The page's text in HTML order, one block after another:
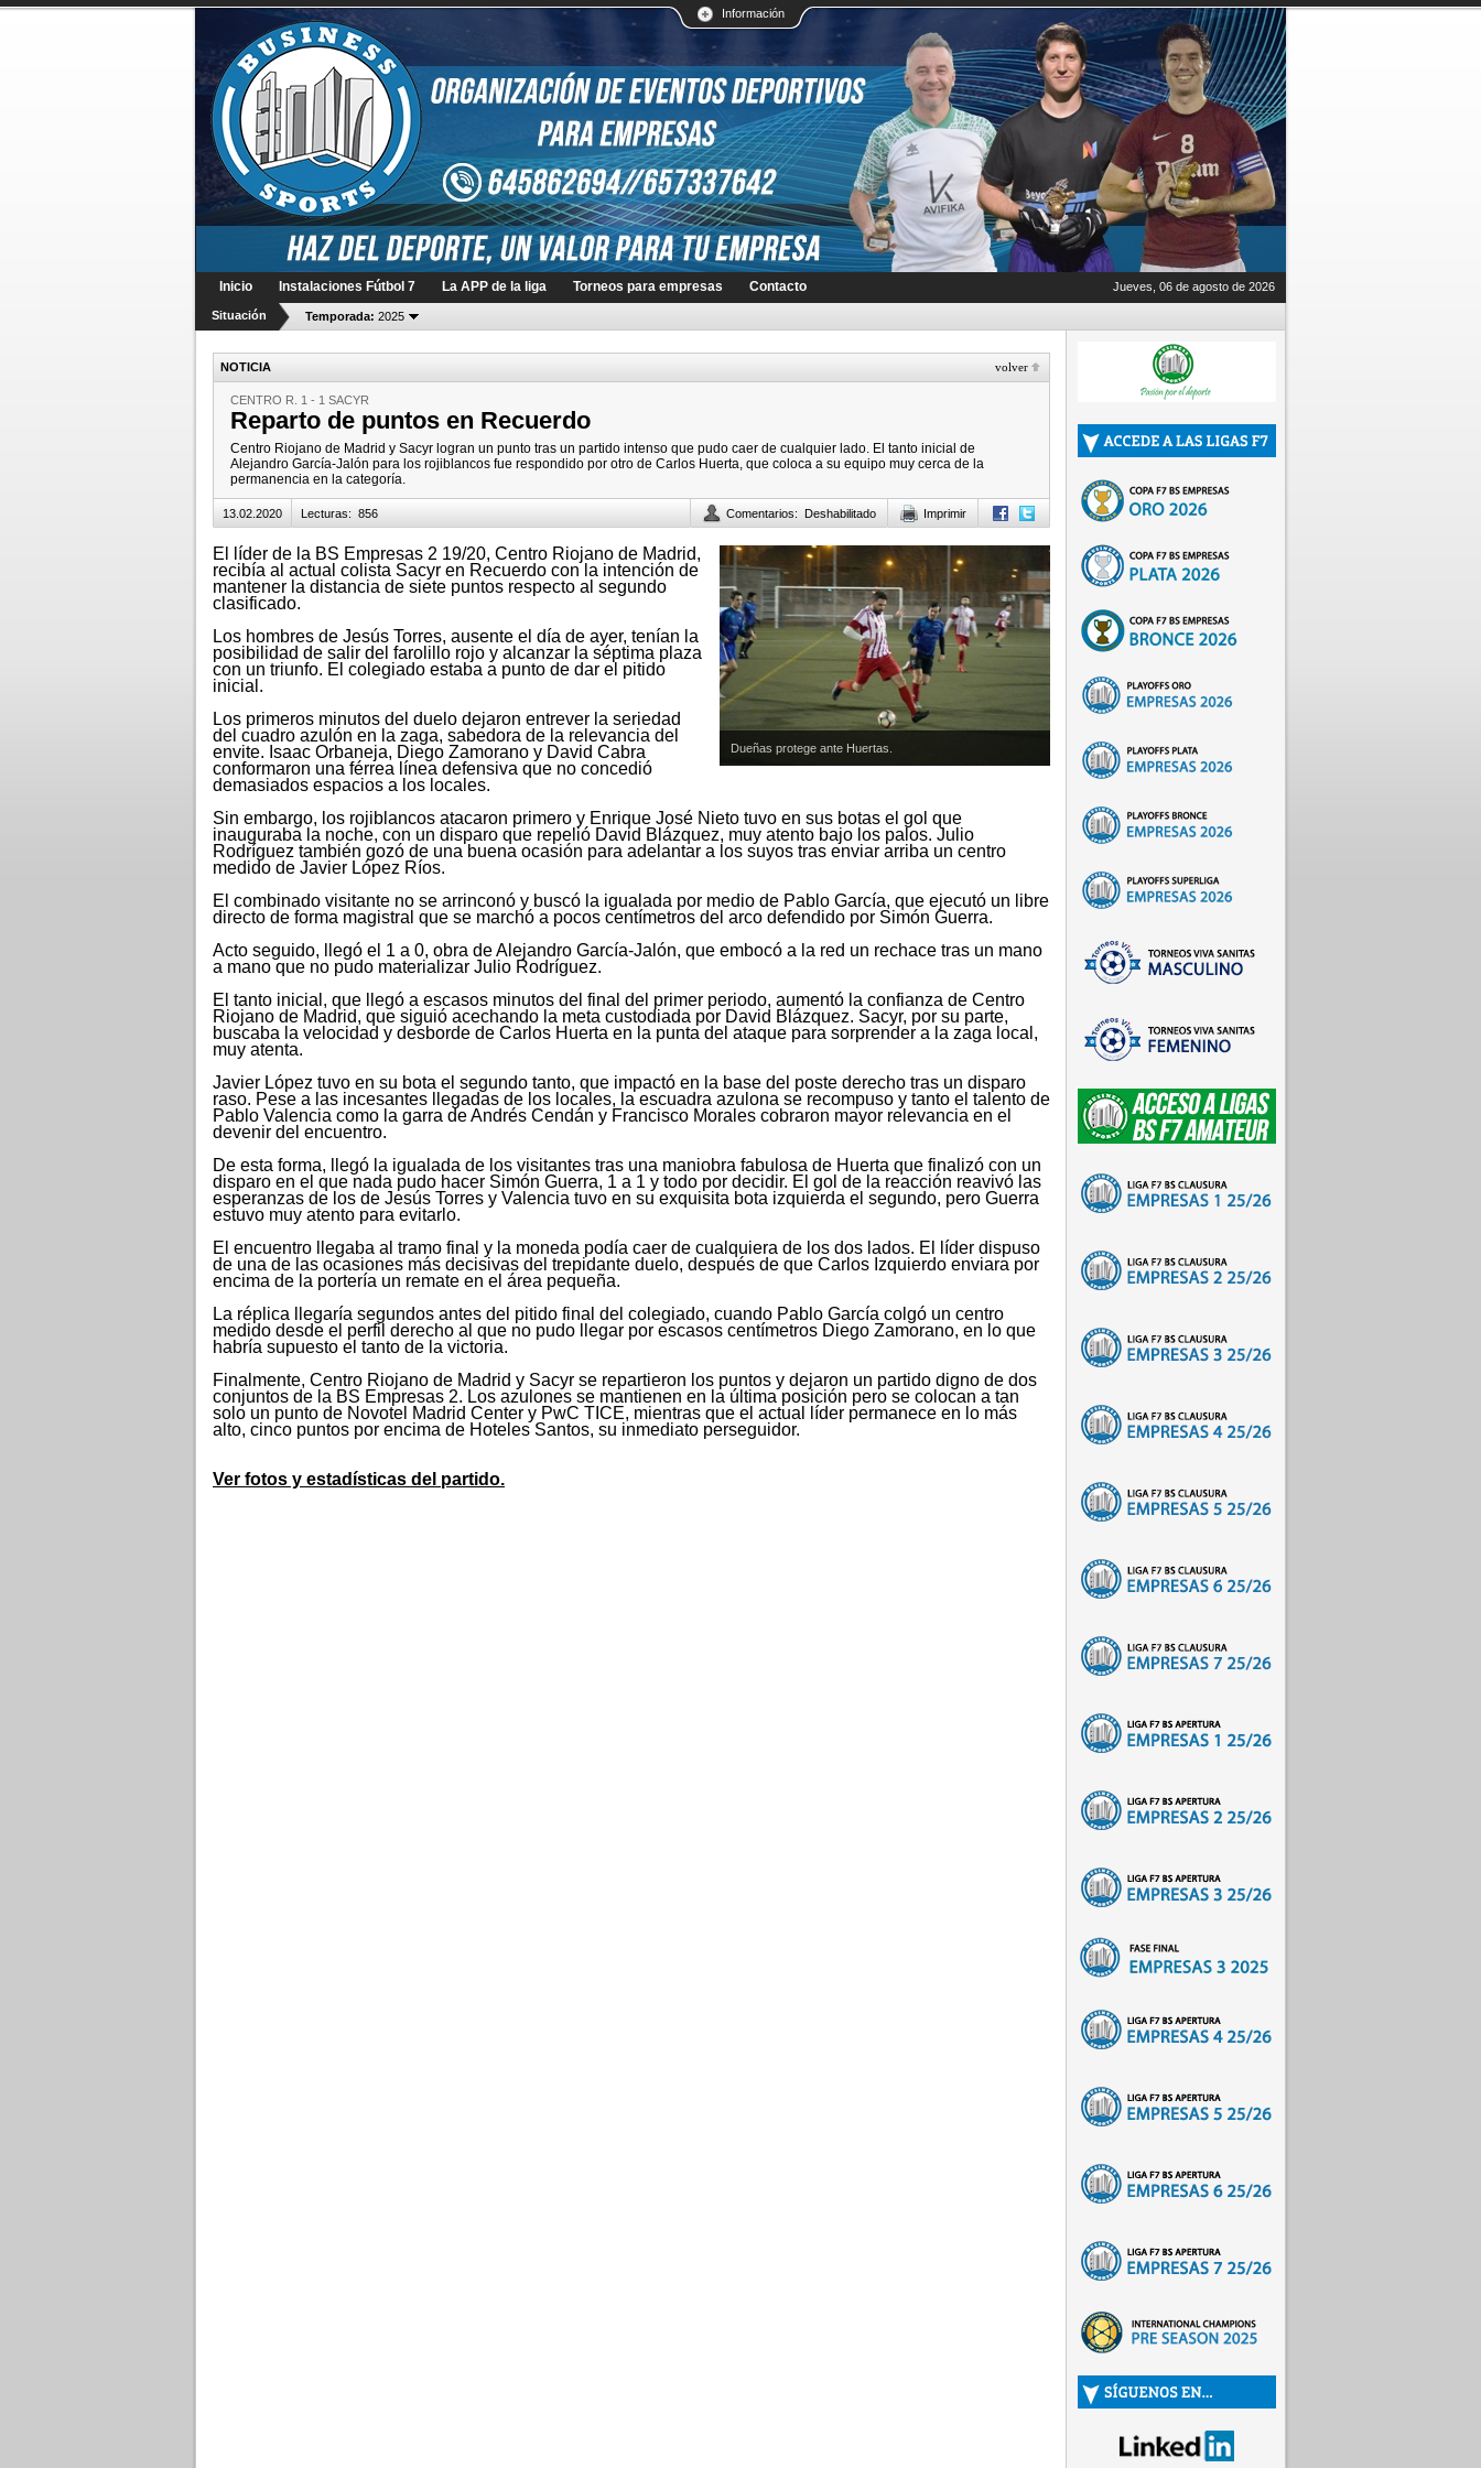
Información
Inicio Instalaciones Fútbol 7 La APP de la liga Torneos para empresas Contacto Jueves, 06 de agosto de 2026
Situación Temporada: 2025
NOTICIA volver
CENTRO R. 1 - 1 SACYR
Reparto de puntos en Recuerdo
Centro Riojano de Madrid y Sacyr logran un punto tras un partido intenso que pudo caer de cualquier lado. El tanto inicial de
Alejandro García-Jalón para los rojiblancos fue respondido por otro de Carlos Huerta, que coloca a su equipo muy cerca de la
permanencia en la categoría.
13.02.2020 Lecturas: 856 Comentarios: Deshabilitado Imprimir
Dueñas protege ante Huertas.
El líder de la BS Empresas 2 19/20, Centro Riojano de Madrid,
recibía al actual colista Sacyr en Recuerdo con la intención de
mantener la distancia de siete puntos respecto al segundo
clasificado.
Los hombres de Jesús Torres, ausente el día de ayer, tenían la
posibilidad de salir del farolillo rojo y alcanzar la séptima plaza
con un triunfo. El colegiado estaba a punto de dar el pitido
inicial.
Los primeros minutos del duelo dejaron entrever la seriedad
del cuadro azulón en la zaga, sabedora de la relevancia del
envite. Isaac Orbaneja, Diego Zamorano y David Cabra
conformaron una férrea línea defensiva que no concedió
demasiados espacios a los locales.
Sin embargo, los rojiblancos atacaron primero y Enrique José Nieto tuvo en sus botas el gol que
inauguraba la noche, con un disparo que repelió David Blázquez, muy atento bajo los palos. Julio
Rodríguez también gozó de una buena ocasión para adelantar a los suyos tras enviar arriba un centro
medido de Javier López Ríos.
El combinado visitante no se arrinconó y buscó la igualada por medio de Pablo García, que ejecutó un libre
directo de forma magistral que se marchó a pocos centímetros del arco defendido por Simón Guerra.
Acto seguido, llegó el 1 a 0, obra de Alejandro García-Jalón, que embocó a la red un rechace tras un mano
a mano que no pudo materializar Julio Rodríguez.
El tanto inicial, que llegó a escasos minutos del final del primer periodo, aumentó la confianza de Centro
Riojano de Madrid, que siguió acechando la meta custodiada por David Blázquez. Sacyr, por su parte,
buscaba la velocidad y desborde de Carlos Huerta en la punta del ataque para sorprender a la zaga local,
muy atenta.
Javier López tuvo en su bota el segundo tanto, que impactó en la base del poste derecho tras un disparo
raso. Pese a las incesantes llegadas de los locales, la escuadra azulona se recompuso y tanto el talento de
Pablo Valencia como la garra de Andrés Cendán y Francisco Morales cobraron mayor relevancia en el
devenir del encuentro.
De esta forma, llegó la igualada de los visitantes tras una maniobra fabulosa de Huerta que finalizó con un
disparo en el que nada pudo hacer Simón Guerra, 1 a 1 y todo por decidir. El gol de la reacción reavivó las
esperanzas de los de Jesús Torres y Valencia tuvo en su exquisita bota izquierda el segundo, pero Guerra
estuvo muy atento para evitarlo.
El encuentro llegaba al tramo final y la moneda podía caer de cualquiera de los dos lados. El líder dispuso
de una de las ocasiones más decisivas del trepidante duelo, después de que Carlos Izquierdo enviara por
encima de la portería un remate en el área pequeña.
La réplica llegaría segundos antes del pitido final del colegiado, cuando Pablo García colgó un centro
medido desde el perfil derecho al que no pudo llegar por escasos centímetros Diego Zamorano, en lo que
habría supuesto el tanto de la victoria.
Finalmente, Centro Riojano de Madrid y Sacyr se repartieron los puntos y dejaron un partido digno de dos
conjuntos de la BS Empresas 2. Los azulones se mantienen en la última posición pero se colocan a tan
solo un punto de Novotel Madrid Center y PwC TICE, mientras que el actual líder permanece en lo más
alto, cinco puntos por encima de Hoteles Santos, su inmediato perseguidor.
Ver fotos y estadísticas del partido.